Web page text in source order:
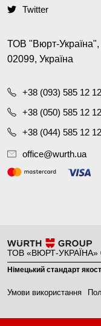
Twitter
ТОВ "Вюрт-Україна",
02099, Україна
+38 (093) 585 12 12
+38 (050) 585 12 12
+38 (044) 585 12 12
office@wurth.ua
ТОВ «ВЮРТ-УКРАЇНА»
Німецький стандарт
Умови використання